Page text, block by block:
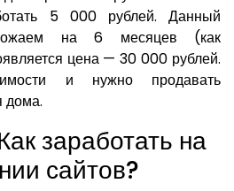
5 000 рублей. Данный
на 6 месяцев (как
цена — 30 000 рублей.
и нужно продавать
дома.
заработать на
сайтов?